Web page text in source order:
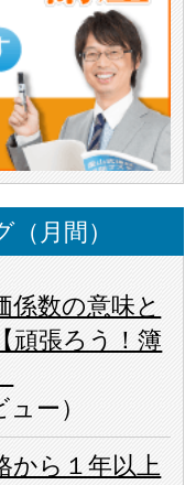
月間）
係数の意味と
頑張ろう！簿
ュー ）
から１年以上